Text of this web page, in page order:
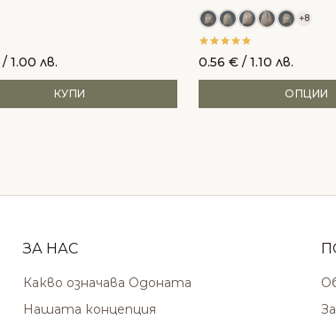
/ 1.00 лв.
КУПИ
waste
+8
0.56€ / 1.10 лв.
ОПЦИИ
ЗА НАС
Какво означава Одоната
Нашата концепция